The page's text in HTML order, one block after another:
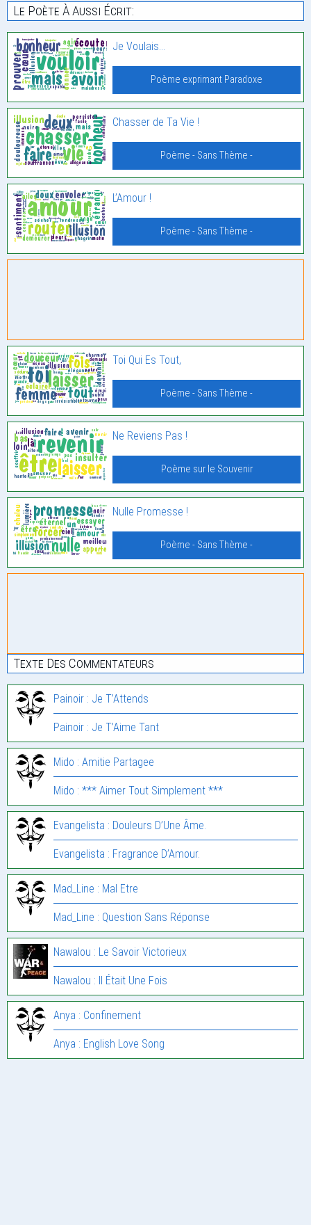
Le Poète À Aussi Écrit:
Je Voulais…
Poème exprimant Paradoxe
Chasser de Ta Vie !
Poème - Sans Thème -
L’Amour !
Poème - Sans Thème -
Toi Qui Es Tout,
Poème - Sans Thème -
Ne Reviens Pas !
Poème sur le Souvenir
Nulle Promesse !
Poème - Sans Thème -
Texte Des Commentateurs
Painoir : Je T’Attends
Painoir : Je T’Aime Tant
Mido : Amitie Partagee
Mido : *** Aimer Tout Simplement ***
Evangelista : Douleurs D’Une Âme.
Evangelista : Fragrance D’Amour.
Mad_Line : Mal Etre
Mad_Line : Question Sans Réponse
Nawalou : Le Savoir Victorieux
Nawalou : Il Était Une Fois
Anya : Confinement
Anya : English Love Song